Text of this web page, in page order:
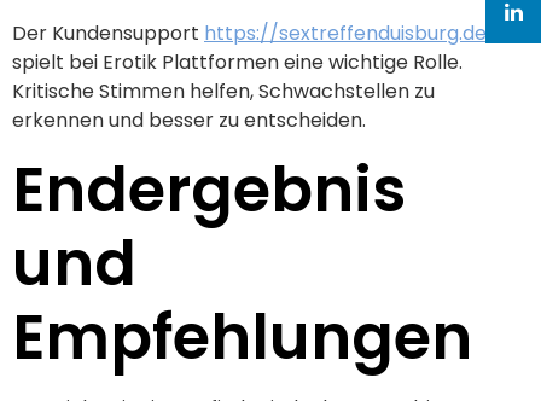
Der Kundensupport https://sextreffenduisburg.de
spielt bei Erotik Plattformen eine wichtige Rolle.
Kritische Stimmen helfen, Schwachstellen zu
erkennen und besser zu entscheiden.
Endergebnis
und
Empfehlungen